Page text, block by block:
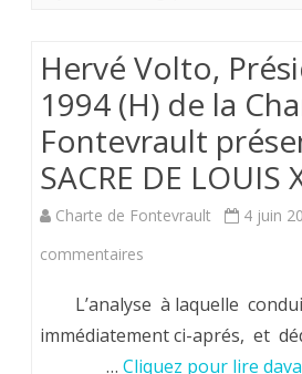
Rios.
Hervé Volto,
1994 (H) de la
Fontevrault
SACRE DE LOUIS
Charte de Fontevrault 4 juin
commentaires
Volto,
Président
L’analyse à laquelle
immédiatement ci-aprés,
… Cliquez pour lire